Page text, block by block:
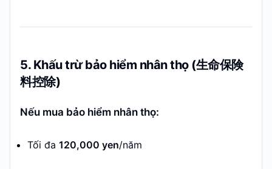
5. Khấu trừ bảo hiểm nhân thọ (生命保険
料控除)
Nếu mua bảo hiểm nhân thọ:
Tối đa 120,000 yen/năm